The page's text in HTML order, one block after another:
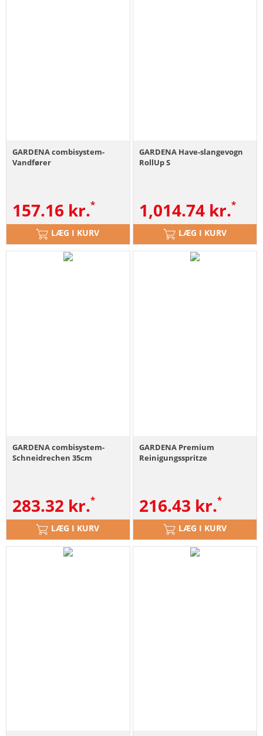
GARDENA combisystem-
Vandfører
157.16 kr.
LÆG I KURV
GARDENA Have-slangevogn
RollUp S
1,014.74 kr.
LÆG I KURV
GARDENA combisystem-
Schneidrechen 35cm
283.32 kr.
LÆG I KURV
GARDENA Premium
Reinigungsspritze
216.43 kr.
LÆG I KURV